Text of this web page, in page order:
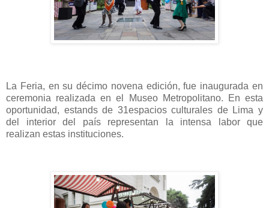
La Feria, en su décimo novena edición, fue inaugurada en
ceremonia realizada en el Museo Metropolitano. En esta
oportunidad, estands de 31espacios culturales de Lima y
del interior del país representan la intensa labor que
realizan estas instituciones.